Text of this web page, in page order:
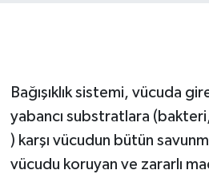
Bağışıklık sistemi, vücuda
yabancı substratlara
) karşı vücudun bütün
vücudu koruyan ve zararlı
Politika
Spor